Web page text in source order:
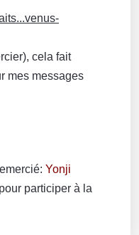
cela fait
mes messages
Yonji
pour participer à la